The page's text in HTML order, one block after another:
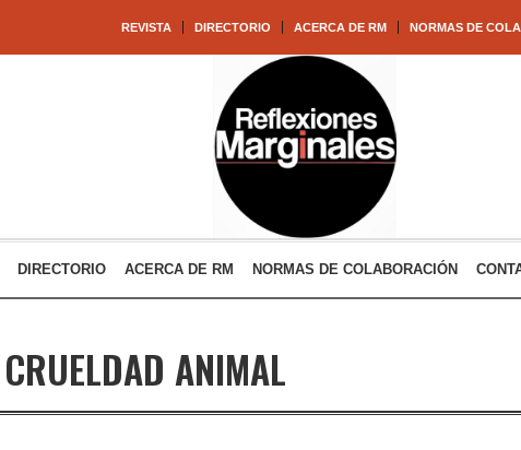
REVISTA DIRECTORIO ACERCA DE RM NORMAS DE
DIRECTORIO ACERCA DE RM NORMAS DE COLABORACIÓN
CRUELDAD ANIMAL